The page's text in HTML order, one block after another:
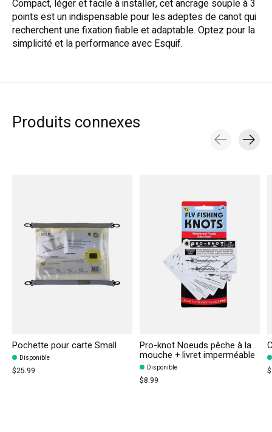
Compact, léger et facile à installer, cet ancrage souple à 3
points est un indispensable pour les adeptes de canot qui
recherchent une fixation fiable et adaptable. Optez pour la
simplicité et la performance avec Esquif.
Produits connexes
Pochette pour carte Small
Disponible
$25.99
Pro-knot Noeuds pêche à la
mouche + livret imperméable
Disponible
$8.99